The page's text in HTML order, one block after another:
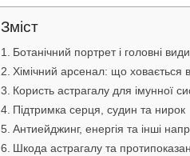
Зміст
Ботанічний портрет і головні
Хімічний арсенал: що ховається
Користь астрагалу для імунної
Підтримка серця, судин та нирок
Антиейджинг, енергія та інші
Шкода астрагалу та